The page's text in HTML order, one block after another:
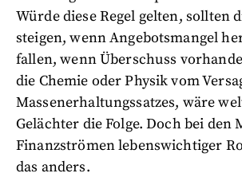
Würde diese Regel gelten, sollten
steigen, wenn Angebotsmangel
fallen, wenn Überschuss
die Chemie oder Physik vom
Massenerhaltungssatzes, wäre
Gelächter die Folge. Doch bei den
Finanzströmen lebenswichtiger
das anders.